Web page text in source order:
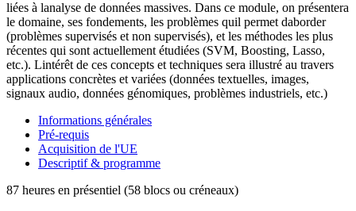
liées à lanalyse de données massives. Dans ce module, on présentera
le domaine, ses fondements, les problèmes quil permet daborder
(problèmes supervisés et non supervisés), et les méthodes les plus
récentes qui sont actuellement étudiées (SVM, Boosting, Lasso,
etc.). Lintérêt de ces concepts et techniques sera illustré au travers
applications concrètes et variées (données textuelles, images,
signaux audio, données génomiques, problèmes industriels, etc.)
Informations générales
Pré-requis
Acquisition de l'UE
Descriptif & programme
87 heures en présentiel (58 blocs ou créneaux)